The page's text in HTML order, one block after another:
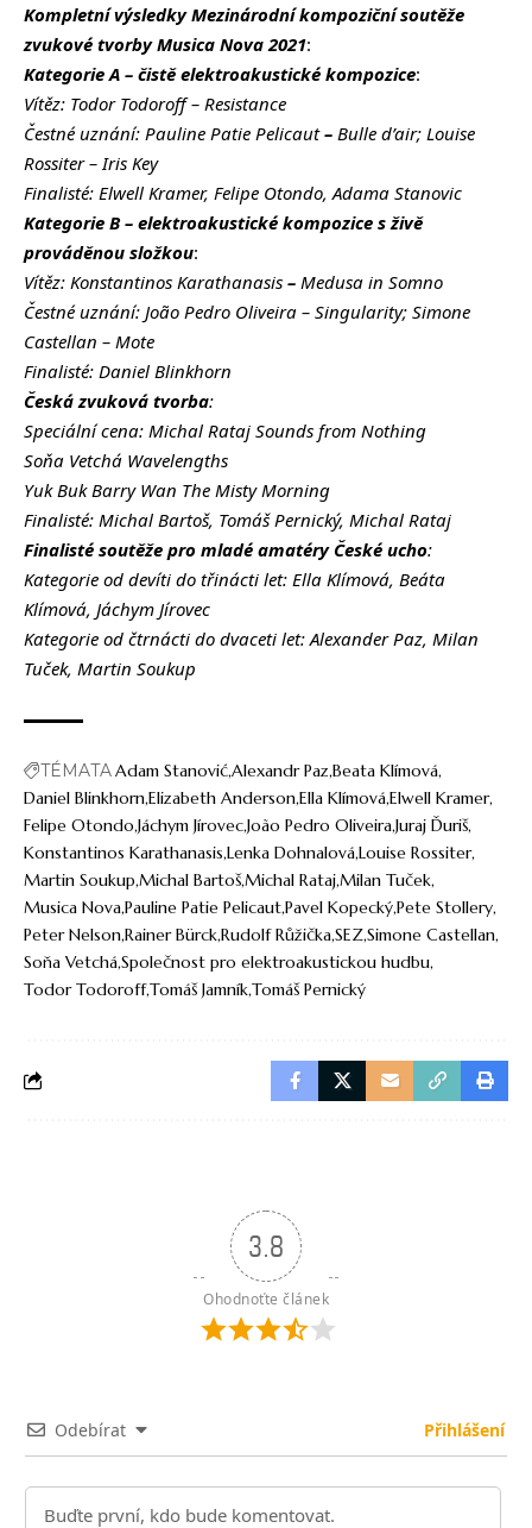
Kompletní výsledky Mezinárodní kompoziční soutěže
zvukové tvorby Musica Nova 2021:
Kategorie A – čistě elektroakustické kompozice:
Vítěz: Todor Todoroff – Resistance
Čestné uznání: Pauline Patie Pelicaut– Bulle d’air; Louise
Rossiter – Iris Key
Finalisté: Elwell Kramer, Felipe Otondo, Adama Stanovic
Kategorie B – elektroakustické kompozice s živě
prováděnou složkou:
Vítěz: Konstantinos Karathanasis – Medusa in Somno
Čestné uznání: João Pedro Oliveira – Singularity; Simone
Castellan – Mote
Finalisté: Daniel Blinkhorn
Česká zvuková tvorba:
Speciální cena: Michal Rataj Sounds from Nothing
Soňa Vetchá Wavelengths
Yuk Buk Barry Wan The Misty Morning
Finalisté: Michal Bartoš, Tomáš Pernický, Michal Rataj
Finalisté soutěže pro mladé amatéry České ucho:
Kategorie od devíti do třinácti let: Ella Klímová, Beáta
Klímová, Jáchym Jírovec
Kategorie od čtrnácti do dvaceti let: Alexander Paz, Milan
Tuček, Martin Soukup
TÉMATAAdam StanovićAlexandr Paz Beata Klímová
Daniel BlinkhornElizabeth AndersonElla KlímováElwell Kramer
Felipe Otondo Jáchym JírovecJoão Pedro OliveiraJuraj Ďuriš
Konstantinos Karathanasis Lenka DohnalováLouise Rossiter
Martin Soukup Michal BartošMichal RatajMilan Tuček
Musica NovaPauline Patie PelicautPavel KopeckýPete Stollery
Peter NelsonRainer BürckRudolf RůžičkaSEZSimone Castellan
Soňa VetcháSpolečnost pro elektroakustickou hudbu
Todor TodoroffTomáš JamníkTomáš Pernický
3.8
Ohodnoťte článek
Odebírat Přihlášení